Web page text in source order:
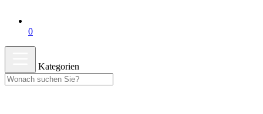
0
Kategorien